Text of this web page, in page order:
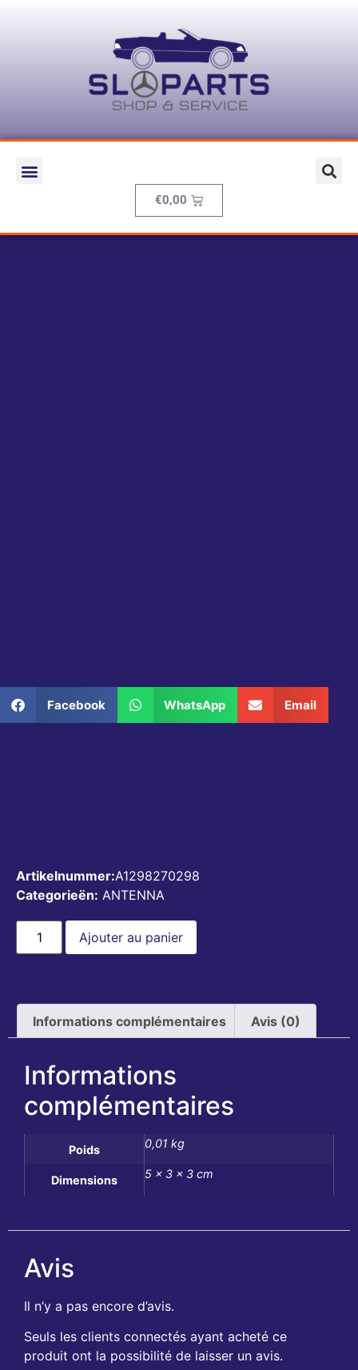
€0,00
Facebook WhatsApp Email
Artikelnummer:A1298270298
Categorieën: ANTENNA
Ajouter au panier
Informations complémentaires Avis (0)
Informations
complémentaires
Poids 0,01 kg
Dimensions 5 × 3 × 3 cm
Avis
Il n’y a pas encore d’avis.
Seuls les clients connectés ayant acheté ce
produit ont la possibilité de laisser un avis.